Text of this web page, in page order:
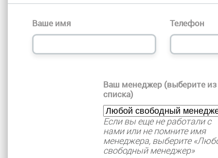
Ваше имя Телефон
Ваш менеджер (выберите из
списка)
Если вы еще не работали с
нами или не помните имя
менеджера, выберите
свободный менеджер»